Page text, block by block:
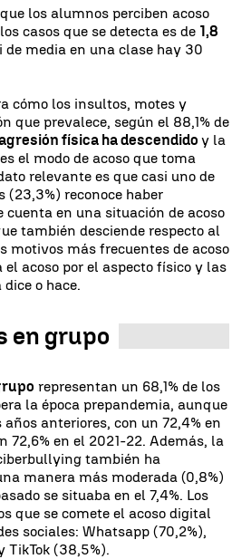
los alumnos perciben acoso
casos que se detecta es de 1,8
de media en una clase hay 30
cómo los insultos, motes y
que prevalece, según el 88,1% de
física ha descendido y la
el modo de acoso que toma
relevante es que casi uno de
(23,3%) reconoce haber
cuenta en una situación de acoso
también desciende respecto al
motivos más frecuentes de acoso
acoso por el aspecto físico y las
o hace.
en grupo
representan un 68,1% de los
la época prepandemia, aunque
anteriores, con un 72,4% en
72,6% en el 2021-22. Además, la
también ha
manera más moderada (0,8%)
se situaba en el 7,4%. Los
que se comete el acoso digital
sociales: Whatsapp (70,2%),
(38,5%).